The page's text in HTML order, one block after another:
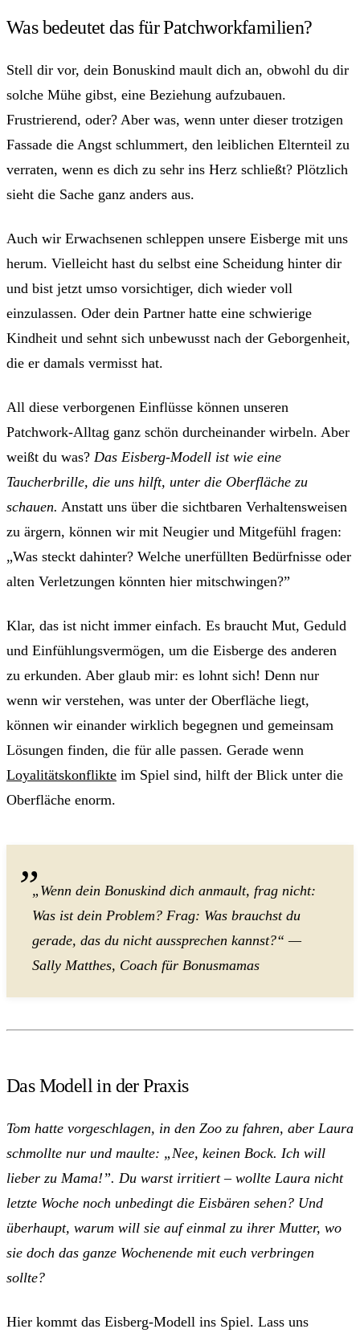
Was bedeutet das für Patchworkfamilien?
Stell dir vor, dein Bonuskind mault dich an, obwohl du dir
solche Mühe gibst, eine Beziehung aufzubauen.
Frustrierend, oder? Aber was, wenn unter dieser trotzigen
Fassade die Angst schlummert, den leiblichen Elternteil zu
verraten, wenn es dich zu sehr ins Herz schließt? Plötzlich
sieht die Sache ganz anders aus.
Auch wir Erwachsenen schleppen unsere Eisberge mit uns
herum. Vielleicht hast du selbst eine Scheidung hinter dir
und bist jetzt umso vorsichtiger, dich wieder voll
einzulassen. Oder dein Partner hatte eine schwierige
Kindheit und sehnt sich unbewusst nach der Geborgenheit,
die er damals vermisst hat.
All diese verborgenen Einflüsse können unseren
Patchwork-Alltag ganz schön durcheinander wirbeln. Aber
weißt du was? Das Eisberg-Modell ist wie eine
Taucherbrille, die uns hilft, unter die Oberfläche zu
schauen. Anstatt uns über die sichtbaren Verhaltensweisen
zu ärgern, können wir mit Neugier und Mitgefühl fragen:
„Was steckt dahinter? Welche unerfüllten Bedürfnisse oder
alten Verletzungen könnten hier mitschwingen?”
Klar, das ist nicht immer einfach. Es braucht Mut, Geduld
und Einfühlungsvermögen, um die Eisberge des anderen
zu erkunden. Aber glaub mir: es lohnt sich! Denn nur
wenn wir verstehen, was unter der Oberfläche liegt,
können wir einander wirklich begegnen und gemeinsam
Lösungen finden, die für alle passen. Gerade wenn
Loyalitätskonflikte im Spiel sind, hilft der Blick unter die
Oberfläche enorm.
„Wenn dein Bonuskind dich anmault, frag nicht:
Was ist dein Problem? Frag: Was brauchst du
gerade, das du nicht aussprechen kannst?“ —
Sally Matthes, Coach für Bonusmamas
Das Modell in der Praxis
Tom hatte vorgeschlagen, in den Zoo zu fahren, aber Laura
schmollte nur und maulte: „Nee, keinen Bock. Ich will
lieber zu Mama!”. Du warst irritiert – wollte Laura nicht
letzte Woche noch unbedingt die Eisbären sehen? Und
überhaupt, warum will sie auf einmal zu ihrer Mutter, wo
sie doch das ganze Wochenende mit euch verbringen
sollte?
Hier kommt das Eisberg-Modell ins Spiel. Lass uns